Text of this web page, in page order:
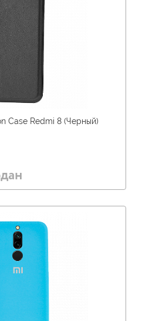
Case Redmi 8 (Черный)